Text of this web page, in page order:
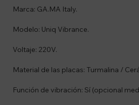
Marca: GA.MA Italy.
Modelo: Uniq Vibrance.
Voltaje: 220V.
Material de las placas: Turmalina /
Función de vibración: Sí (opcional